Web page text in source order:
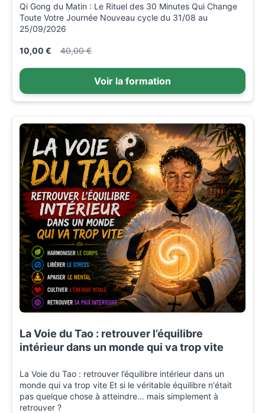
Qi Gong du Matin : Le Rituel des 30 Minutes Qui Change
Toute Votre Journée Nouveau cycle du 31/08 au
25/09/2026
10,00 € 40,00 €
Voir la formation
La Voie du Tao : retrouver l’équilibre
intérieur dans un monde qui va trop vite
La Voie du Tao : retrouver l’équilibre intérieur dans un
monde qui va trop vite Et si le véritable équilibre n'était
pas quelque chose à atteindre… mais simplement à
retrouver ?